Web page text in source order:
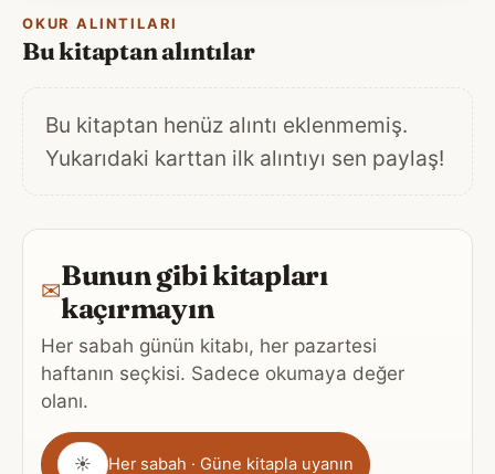
OKUR ALINTILARI
Bu kitaptan alıntılar
Bu kitaptan henüz alıntı eklenmemiş.
Yukarıdaki karttan ilk alıntıyı sen paylaş!
✉Bunun gibi kitapları
kaçırmayın
Her sabah günün kitabı, her pazartesi
haftanın seçkisi. Sadece okumaya değer
olanı.
Gönderim
☀ Her sabah · Güne kitapla uyanın